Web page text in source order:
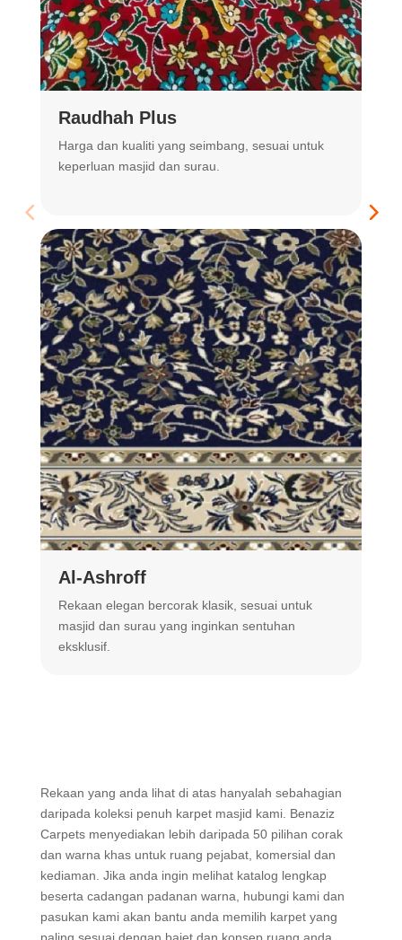
Raudhah Plus
Harga dan kualiti yang seimbang, sesuai untuk
keperluan masjid dan surau.
Al-Ashroff
Rekaan elegan bercorak klasik, sesuai untuk
masjid dan surau yang inginkan sentuhan
eksklusif.
Rekaan yang anda lihat di atas hanyalah sebahagian
daripada koleksi penuh karpet masjid kami. Benaziz
Carpets menyediakan lebih daripada 50 pilihan corak
dan warna khas untuk ruang pejabat, komersial dan
kediaman. Jika anda ingin melihat katalog lengkap
beserta cadangan padanan warna, hubungi kami dan
pasukan kami akan bantu anda memilih karpet yang